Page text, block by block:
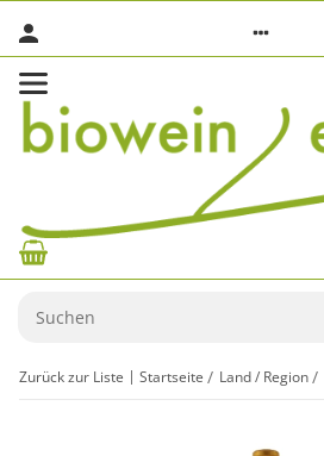
Zurück zur Liste Startseite Land / Region